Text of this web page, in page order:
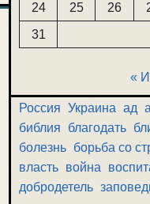
24
25 26
31
«
Россия Украина ад
библия
благодать
болезнь борьба со
власть война
добродетель